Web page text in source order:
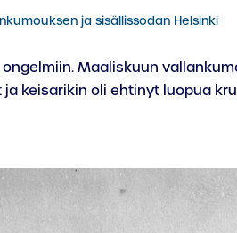
ja sisällissodan Helsinki
Maaliskuun
keisarikin oli ehtinyt luopua